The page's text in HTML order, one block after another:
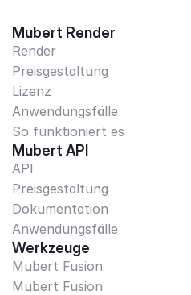
Mubert Render
Render
Preisgestaltung
Lizenz
Anwendungsfälle
So funktioniert es
Mubert API
API
Preisgestaltung
Dokumentation
Anwendungsfälle
Werkzeuge
Mubert Fusion
Mubert Fusion